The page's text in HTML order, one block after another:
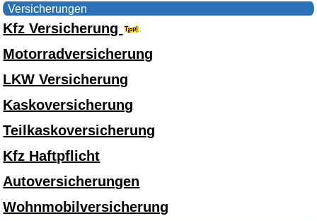
Versicherungen
Kfz Versicherung
Motorradversicherung
LKW Versicherung
Kaskoversicherung
Teilkaskoversicherung
Kfz Haftpflicht
Autoversicherungen
Wohnmobilversicherung